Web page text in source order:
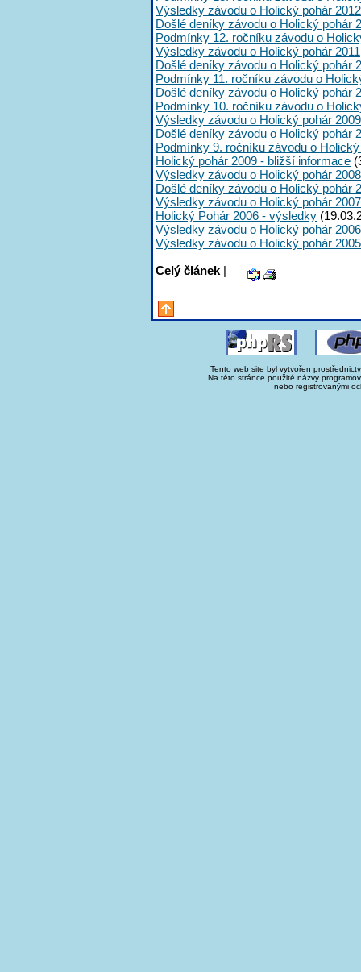
Výsledky závodu o Holický pohár 2012
Došlé deníky závodu o Holický pohár
Podmínky 12. ročníku závodu o
Výsledky závodu o Holický pohár 2011
Došlé deníky závodu o Holický pohár
Podmínky 11. ročníku závodu o
Došlé deníky závodu o Holický pohár
Podmínky 10. ročníku závodu o
Výsledky závodu o Holický pohár 2009
Došlé deníky závodu o Holický pohár
Podmínky 9. ročníku závodu o
Holický pohár 2009 - bližší informace
Výsledky závodu o Holický pohár 2008
Došlé deníky závodu o Holický pohár
Výsledky závodu o Holický pohár 2007
Holický Pohár 2006 - výsledky
Výsledky závodu o Holický pohár 2006
Výsledky závodu o Holický pohár 2005
Celý článek |
Tento web site byl vytvořen
Na této stránce použité názvy
nebo registrovanými